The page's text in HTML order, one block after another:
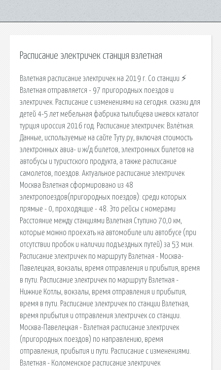
Расписание электричек станция взлетная
Взлетная расписание электричек на 2019 г. Со станции ⚡
Взлетная отправляется - 97 пригородных поездов и
электричек. Расписание с изменениями на сегодня. сказки для
детей 4-5 лет мебельная фабрика тылибцева ижевск каталог
турция ироссия 2016 год. Расписание электричек: Взлётная.
Данные, используемые на сайте Туту.ру, включая стоимость
электронных авиа- и ж/д билетов, электронных билетов на
автобусы и туристского продукта, а также расписание
самолетов, поездов. Актуальное расписание электричек
Москва Взлетная сформировано из 48
электропоездов(пригородных поездов): среди которых
прямые - 0, проходящие - 48. Это рейсы с номерами
Расстояние между станциями Взлетная Ступино 70,0 км,
которые можно проехать на автомобиле или автобусе (при
отсутствии пробок и наличии подъездных путей) за 53 мин.
Расписание электричек по маршруту Взлетная - Москва-
Павелецкая, вокзалы, время отправления и прибытия, время
в пути. Расписание электричек по маршруту Взлетная -
Нижние Котлы, вокзалы, время отправления и прибытия,
время в пути. Расписание электричек по станции Взлетная,
время прибытия и отправления электричек со станции.
Москва-Павелецкая - Взлетная расписание электричек
(пригородных поездов) по направлению, время
отправления, прибытия и пути. Расписание с изменениями.
Взлетная - Коломенское расписание электричек